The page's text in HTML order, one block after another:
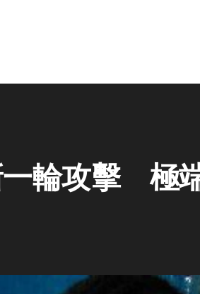
一輪攻擊 極